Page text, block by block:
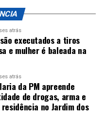
atrás
executados a tiros
e mulher é baleada na
atrás
da PM apreende
de drogas, arma e
no Jardim dos